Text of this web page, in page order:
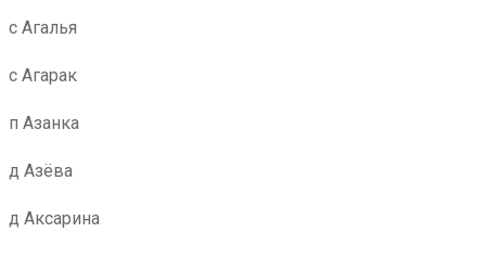
с Агалья
с Агарак
п Азанка
д Азёва
д Аксарина